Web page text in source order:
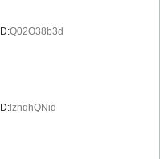
ID:Q02O38b3d
ID: lzhqhQNid